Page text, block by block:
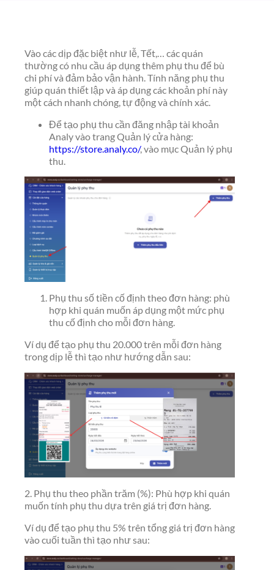
Vào các dịp đặc biệt như lễ, Tết,… các quán
thường có nhu cầu áp dụng thêm phụ thu để bù
chi phí và đảm bảo vận hành. Tính năng phụ thu
giúp quán thiết lập và áp dụng các khoản phí này
một cách nhanh chóng, tự động và chính xác.
Để tạo phụ thu cần đăng nhập tài khoản
Analy vào trang Quản lý cửa hàng:
https://store.analy.co/, vào mục Quản lý phụ
thu.
Phụ thu số tiền cố định theo đơn hàng: phù
hợp khi quán muốn áp dụng một mức phụ
thu cố định cho mỗi đơn hàng.
Ví dụ để tạo phụ thu 20.000 trên mỗi đơn hàng
trong dịp lễ thì tạo như hướng dẫn sau:
2. Phụ thu theo phần trăm (%): Phù hợp khi quán
muốn tính phụ thu dựa trên giá trị đơn hàng.
Ví dụ để tạo phụ thu 5% trên tổng giá trị đơn hàng
vào cuối tuần thì tạo như sau: